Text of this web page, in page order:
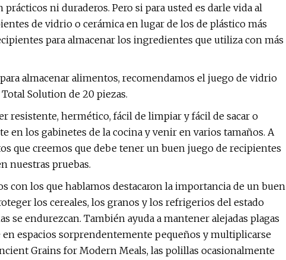
ni duraderos. Pero si para usted es darle vida al
de vidrio o cerámica en lugar de los de plástico más
para almacenar los ingredientes que utiliza con más
almacenar alimentos, recomendamos el juego de vidrio
Solution de 20 piezas.
resistente, hermético, fácil de limpiar y fácil de sacar o
en los gabinetes de la cocina y venir en varios tamaños. A
que creemos que debe tener un buen juego de recipientes
nuestras pruebas.
con los que hablamos destacaron la importancia de un buen
los cereales, los granos y los refrigerios del estado
se endurezcan. También ayuda a mantener alejadas plagas
en espacios sorprendentemente pequeños y multiplicarse
Grains for Modern Meals, las polillas ocasionalmente